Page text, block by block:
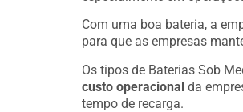
Com uma boa bateria, a
para que as empresas
Os tipos de Baterias Sob
custo operacional da
tempo de recarga.